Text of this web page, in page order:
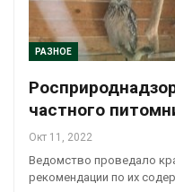
РАЗНОЕ
частного
Окт 11, 2022
Ведомство проведало
рекомендации по их